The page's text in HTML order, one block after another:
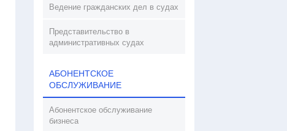
Ведение гражданских дел в судах
Представительство в
административных судах
АБОНЕНТСКОЕ
ОБСЛУЖИВАНИЕ
Абонентское обслуживание
бизнеса